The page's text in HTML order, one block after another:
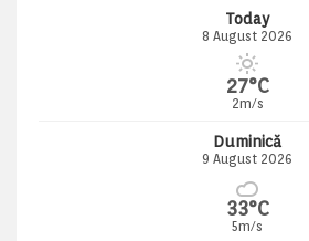
Today
8 August 2026
27°C
2m/s
Duminică
9 August 2026
33°C
5m/s